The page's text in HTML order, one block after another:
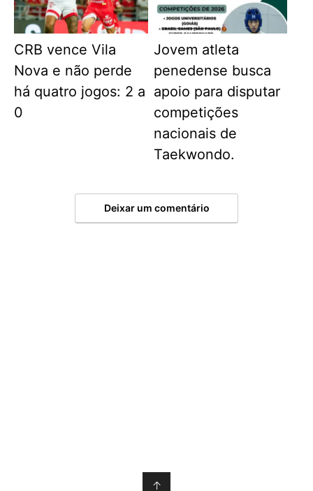
CRB vence Vila
Nova e não perde
há quatro jogos: 2 a
0
Jovem atleta
penedense busca
apoio para disputar
competições
nacionais de
Taekwondo.
Deixar um comentário
↑